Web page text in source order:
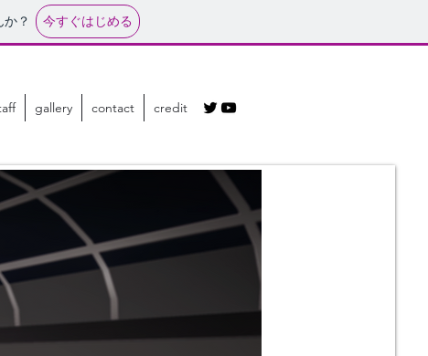
？ 今すぐはじめる
gallery contact credit